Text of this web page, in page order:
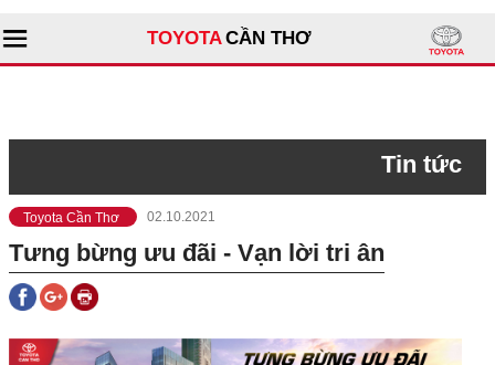
TOYOTACẦN THƠ
Sản phẩm
Dịch vụ
Tư vấn
Tin tức
Toyota Cần Thơ 02.10.2021
Tưng bừng ưu đãi - Vạn lời tri ân